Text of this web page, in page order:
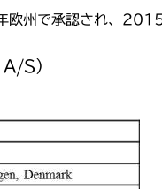
欧州で承認され、
S）